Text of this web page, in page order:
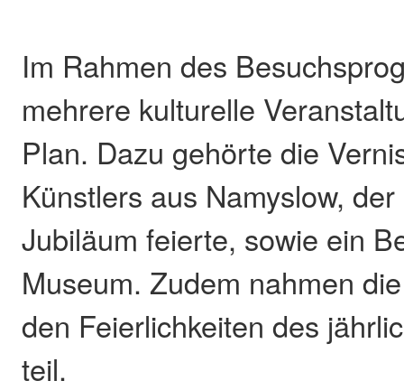
Im Rahmen des
mehrere kulturelle
Plan. Dazu gehörte die
Künstlers aus Namyslow,
Jubiläum feierte, sowie ein
Museum. Zudem nahmen
den Feierlichkeiten des
teil.